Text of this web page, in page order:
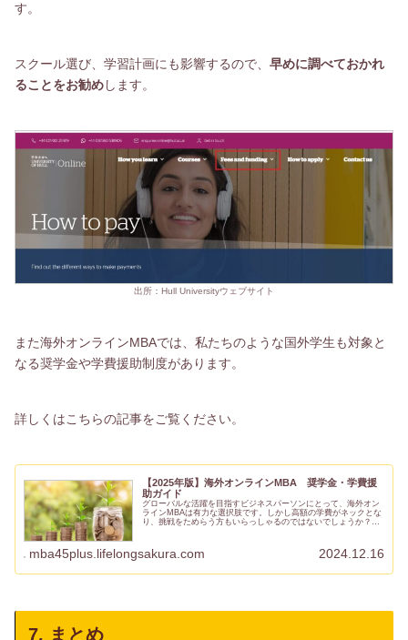
す。
スクール選び、学習計画にも影響するので、 早めに調べておかれ
ることをお勧めします。
出所：Hull Universityウェブサイト
また海外オンラインMBAでは、私たちのような国外学生も対象と
なる奨学金や学費援助制度があります。
詳しくはこちらの記事をご覧ください。
【2025年版】海外オンラインMBA 奨学金・学費援
助ガイド
グローバルな活躍を目指すビジネスパーソンにとって、海外オン
ラインMBAは有力な選択肢です。しかし高額の学費がネックとな
り、挑戦をためらう方もいらっしゃるのではないでしょうか？そ
mba45plus.lifelongsakura.com 2024.12.16
7. まとめ